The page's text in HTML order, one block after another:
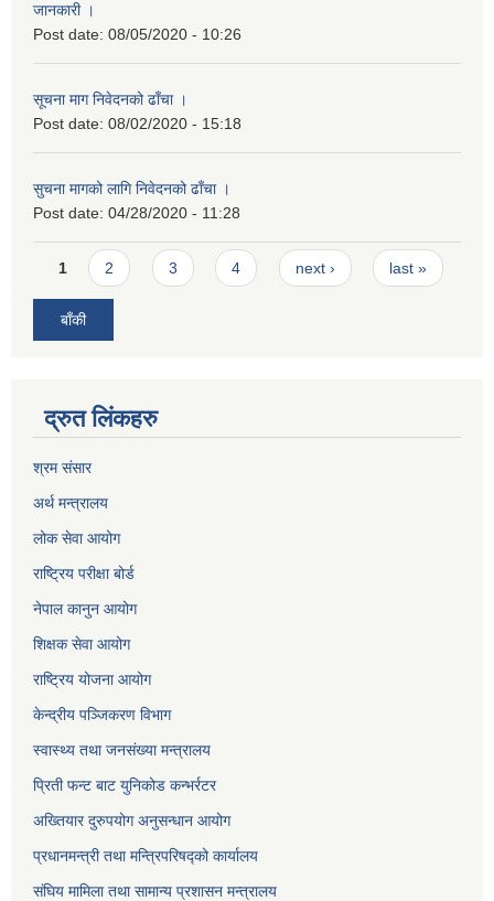
जानकारी ।
Post date: 08/05/2020 - 10:26
सूचना माग निवेदनको ढाँचा ।
Post date: 08/02/2020 - 15:18
सुचना मागको लागि निवेदनको ढाँचा ।
Post date: 04/28/2020 - 11:28
Pages
1 2 3 4 next › last »
बाँकी
द्रुत लिंकहरु
श्रम संसार
अर्थ मन्त्रालय
लोक सेवा आयोग
राष्ट्रिय परीक्षा बोर्ड
नेपाल कानुन आयोग
शिक्षक सेवा आयोग
राष्ट्रिय योजना आयोग
केन्द्रीय पञ्जिकरण विभाग
स्वास्थ्य तथा जनसंख्या मन्त्रालय
प्रिती फन्ट बाट युनिकोड कन्भर्रटर
अख्तियार दुरुपयोग अनुसन्धान आयोग
प्रधानमन्त्री तथा मन्त्रिपरिषद्को कार्यालय
संघिय मामिला तथा सामान्य प्रशासन मन्त्रालय